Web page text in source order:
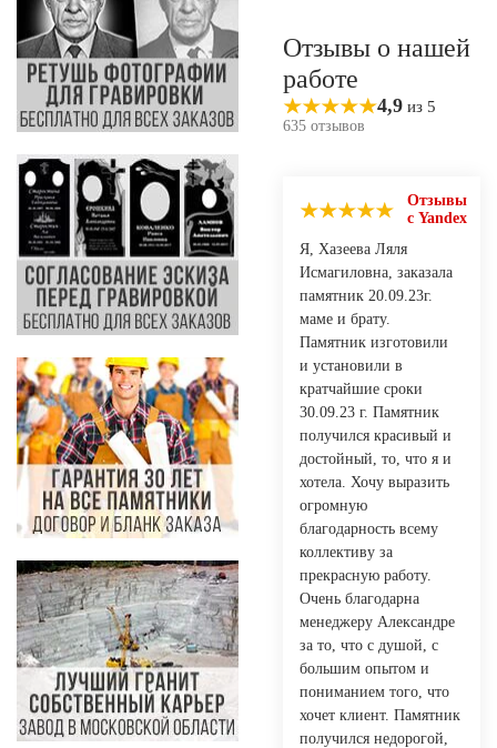
Отзывы о нашей
работе
4,9 из 5
635 отзывов
Отзывы
с Yandex
Я, Хазеева Ляля
Исмагиловна, заказала
памятник 20.09.23г.
маме и брату.
Памятник изготовили
и установили в
кратчайшие сроки
30.09.23 г. Памятник
получился красивый и
достойный, то, что я и
хотела. Хочу выразить
огромную
благодарность всему
коллективу за
прекрасную работу.
Очень благодарна
менеджеру Александре
за то, что с душой, с
большим опытом и
пониманием того, что
хочет клиент. Памятник
получился недорогой,